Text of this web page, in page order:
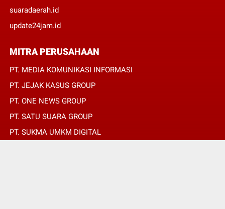
suaradaerah.id
update24jam.id
MITRA PERUSAHAAN
PT. MEDIA KOMUNIKASI INFORMASI
PT. JEJAK KASUS GROUP
PT. ONE NEWS GROUP
PT. SATU SUARA GROUP
PT. SUKMA UMKM DIGITAL